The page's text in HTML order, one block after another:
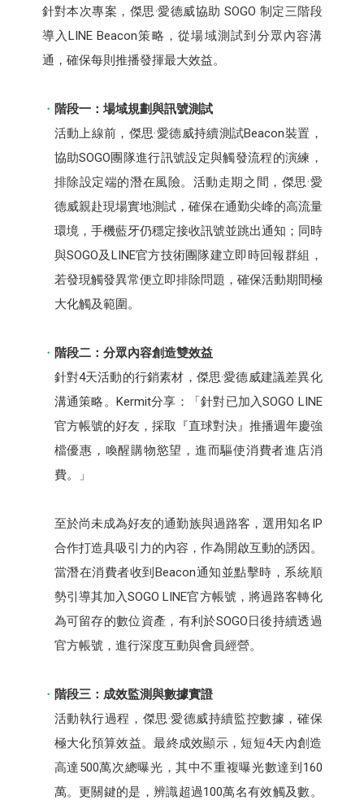
針對本次專案，傑思·愛德威協助 SOGO 制定三階段
導入LINE Beacon策略，從場域測試到分眾內容溝
通，確保每則推播發揮最大效益。
階段一：場域規劃與訊號測試
活動上線前，傑思·愛德威持續測試Beacon裝置，
協助SOGO團隊進行訊號設定與觸發流程的演練，
排除設定端的潛在風險。活動走期之間，傑思·愛
德威親赴現場實地測試，確保在通勤尖峰的高流量
環境，手機藍牙仍穩定接收訊號並跳出通知；同時
與SOGO及LINE官方技術團隊建立即時回報群組，
若發現觸發異常便立即排除問題，確保活動期間極
大化觸及範圍。
階段二：分眾內容創造雙效益
針對4天活動的行銷素材，傑思·愛德威建議差異化
溝通策略。Kermit分享：「針對已加入SOGO LINE
官方帳號的好友，採取『直球對決』推播週年慶強
檔優惠，喚醒購物慾望，進而驅使消費者進店消
費。」
至於尚未成為好友的通勤族與過路客，選用知名IP
合作打造具吸引力的內容，作為開啟互動的誘因。
當潛在消費者收到Beacon通知並點擊時，系統順
勢引導其加入SOGO LINE官方帳號，將過路客轉化
為可留存的數位資產，有利於SOGO日後持續透過
官方帳號，進行深度互動與會員經營。
階段三：成效監測與數據實證
活動執行過程，傑思·愛德威持續監控數據，確保
極大化預算效益。最終成效顯示，短短4天內創造
高達500萬次總曝光，其中不重複曝光數達到160
萬。更關鍵的是，辨識超過100萬名有效觸及數。